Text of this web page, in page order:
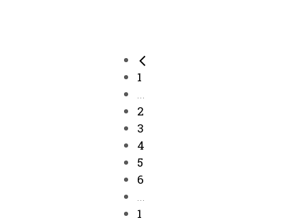
1
...
2
3
4
5
6
...
1